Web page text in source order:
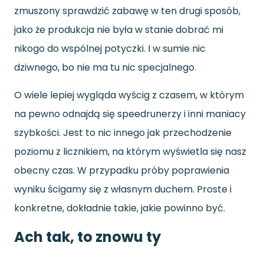
zmuszony sprawdzić zabawę w ten drugi sposób,
jako że produkcja nie była w stanie dobrać mi
nikogo do wspólnej potyczki. I w sumie nic
dziwnego, bo nie ma tu nic specjalnego.
O wiele lepiej wygląda wyścig z czasem, w którym
na pewno odnajdą się speedrunerzy i inni maniacy
szybkości. Jest to nic innego jak przechodzenie
poziomu z licznikiem, na którym wyświetla się nasz
obecny czas. W przypadku próby poprawienia
wyniku ścigamy się z własnym duchem. Proste i
konkretne, dokładnie takie,jakie powinno być.
Ach tak, to znowu ty